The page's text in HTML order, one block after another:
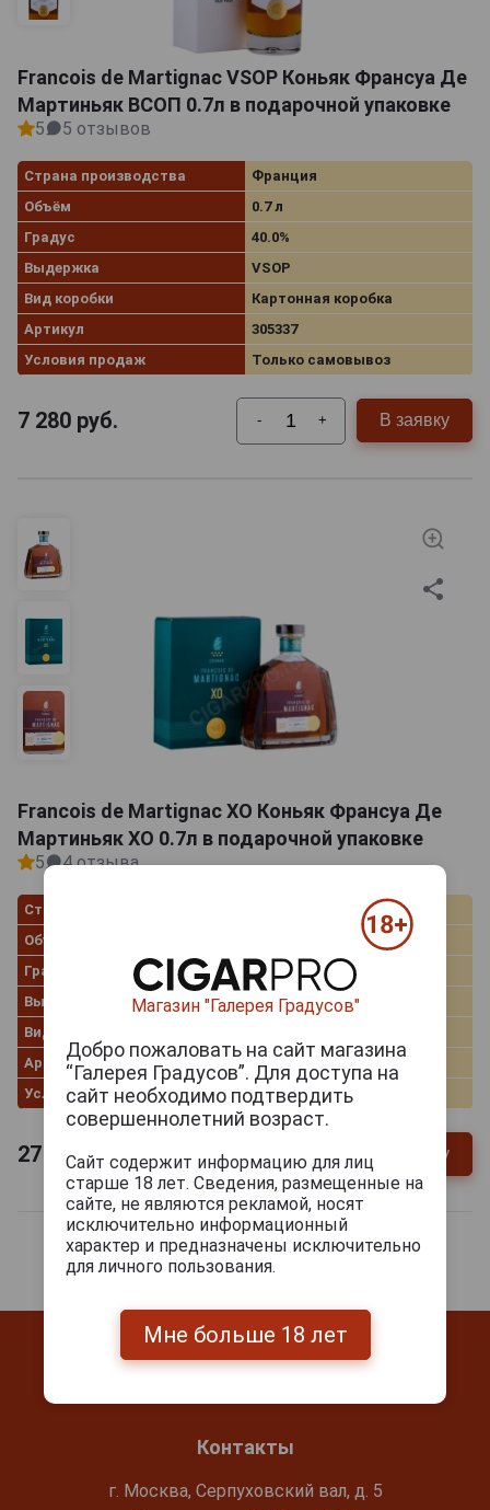
Francois de Martignac VSOP Коньяк Франсуа Де
Мартиньяк ВСОП 0.7л в подарочной упаковке
5 5 отзывов
Страна производства
Франция
Объём
0.7 л
Градус
40.0%
Выдержка
VSOP
Вид коробки
Картонная коробка
Артикул
305337
Условия продаж
Только самовывоз
7 280 руб. - + В заявку
Francois de Martignac XO Коньяк Франсуа Де
Мартиньяк ХО 0.7л в подарочной упаковке
5 4 отзыва
Страна производства
Объём
Градус
40.0%
Выдержка
XO
Вид коробки
Артикул
305338
Условия продаж
Только самовывоз
27 180руб. В заявку
Контакты
г. Москва, Серпуховский вал, д. 5
Магазин "Галерея Градусов"
Добро пожаловать на сайт магазина
“Галерея Градусов”. Для доступа на
сайт необходимо подтвердить
совершеннолетний возраст.
Сайт содержит информацию для лиц
старше 18 лет. Сведения, размещенные на
сайте, не являются рекламой, носят
исключительно информационный
характер и предназначены исключительно
для личного пользования.
Мне больше 18 лет